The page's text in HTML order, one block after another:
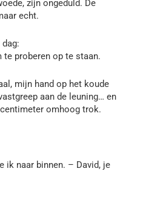
zijn ongeduld. De
echt.
proberen op te staan.
mijn hand op het koude
aan de leuning… en
omhoog trok.
ik naar binnen. – David, je